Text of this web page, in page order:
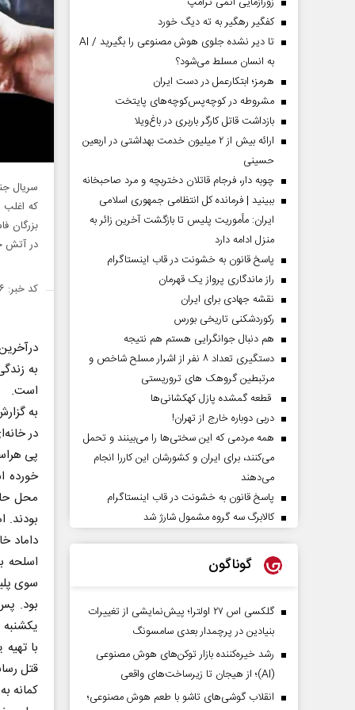
سریال
که اغلب
بزرگان
در آتش
کد خبر: ۱۴۹۲۴۵۶
به
است.
به
در
پی
خورده
محل
بودند.
داماد
اسلحه
سوی
بود.
با
قتل
کمانه
کفگیر رهگیر به ته دیگ خورد
تا دیر نشده جلوی هوش مصنوعی را بگیرید / AI
به انسان مسلط می‌شود؟
هرمز؛ ابتکارعمل در دست ایران
مشروطه در کوچه‌پس‌کوچه‌های پایتخت
بازداشت قاتل کارگر باربری در باغ‌ویلا
ارائه بیش از ۲ میلیون خدمت بهداشتی در اربعین
حسینی
چوبه دار، فرجام قاتلان دختربچه و مرد صاحبخانه
ببینید | فرمانده کل انتظامی جمهوری اسلامی
ایران­: مأموریت پلیس تا بازگشت آخرین زائر به
منزل ادامه دارد
پاسخ قانون به خشونت در قاب اینستاگرام
راز ماندگاری پرواز یک قهرمان
نقشه جهادی برای ایران
رکوردشکنی تاریخی بورس
هم دنبال جوانگرایی هستم هم نتیجه
دستگیری تعداد ۸ نفر از اشرار مسلح شاخص و
مرتبطین گروهک های تروریستی
قطعه گمشده پازل کهکشانی‌ها
دربی دوباره خارج از تهران!
همه مردمی که این سختی‌ها را می‌بینند و تحمل
می‌کنند، برای ایران و کشورشان این کاررا انجام
می‌دهند
پاسخ قانون به خشونت در قاب اینستاگرام
کالابرگ سه گروه مشمول شارژ شد
گوناگون
گلکسی اس ۲۷ اولترا؛ پیش‌نمایشی از تغییرات
بنیادین در پرچمدار بعدی سامسونگ
رشد خیره‌کننده بازار توکن‌های هوش مصنوعی
(AI)؛ از هیجان تا زیرساخت‌های واقعی
انقلاب گوشی‌های تاشو‌ با طعم هوش مصنوعی؛